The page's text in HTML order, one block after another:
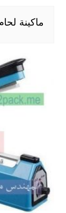
ماكينة